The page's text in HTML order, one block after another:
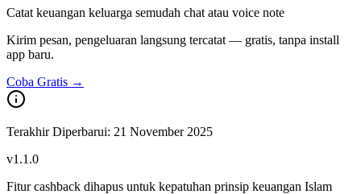
Catat keuangan keluarga semudah chat atau voice note
Kirim pesan, pengeluaran langsung tercatat — gratis, tanpa install
app baru.
Coba Gratis →
Terakhir Diperbarui: 21 November 2025
v1.1.0
Fitur cashback dihapus untuk kepatuhan prinsip keuangan Islam